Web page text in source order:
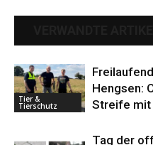
Tier &
Tierschutz
Hengsen:
Streife mit
Tag der